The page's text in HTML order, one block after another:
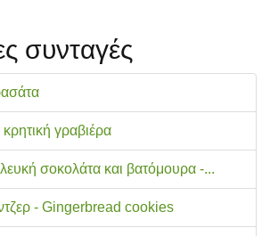
συνταγές
γραβιέρα
σοκολάτα και βατόμουρα -...
- Gingerbread cookies